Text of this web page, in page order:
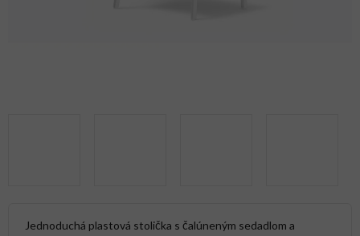
Jednoduchá plastová stolička s čalúneným sedadlom a